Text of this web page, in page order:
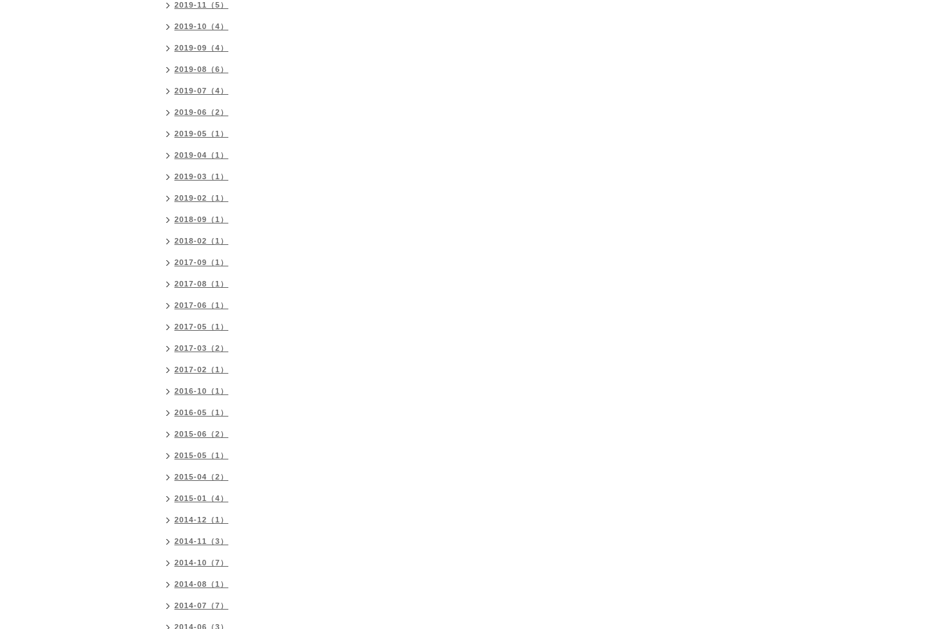
2019-11（5）
2019-10（4）
2019-09（4）
2019-08（6）
2019-07（4）
2019-06（2）
2019-05（1）
2019-04（1）
2019-03（1）
2019-02（1）
2018-09（1）
2018-02（1）
2017-09（1）
2017-08（1）
2017-06（1）
2017-05（1）
2017-03（2）
2017-02（1）
2016-10（1）
2016-05（1）
2015-06（2）
2015-05（1）
2015-04（2）
2015-01（4）
2014-12（1）
2014-11（3）
2014-10（7）
2014-08（1）
2014-07（7）
2014-06（3）